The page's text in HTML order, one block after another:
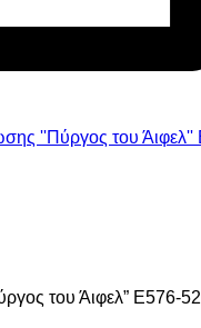
του Άιφελ” Ε576-52